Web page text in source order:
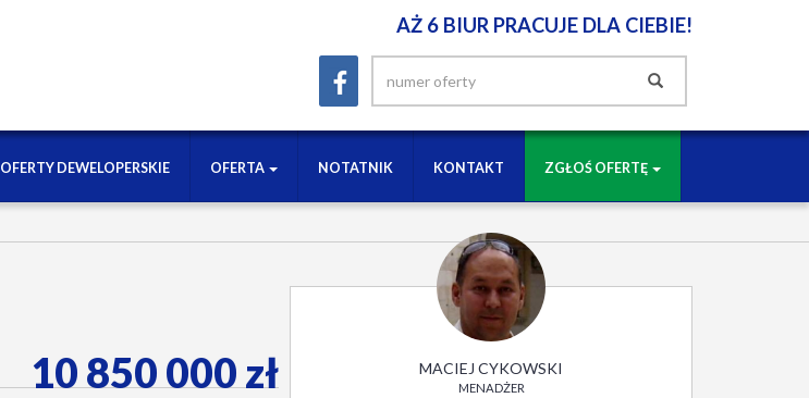
AŻ 6 BIUR PRACUJE DLA CIEBIE!
OFERTY DEWELOPERSKIE OFERTA NOTATNIK KONTAKT ZGŁOŚ OFERTĘ
10 850 000 zł MACIEJ CYKOWSKI
MENADŻER